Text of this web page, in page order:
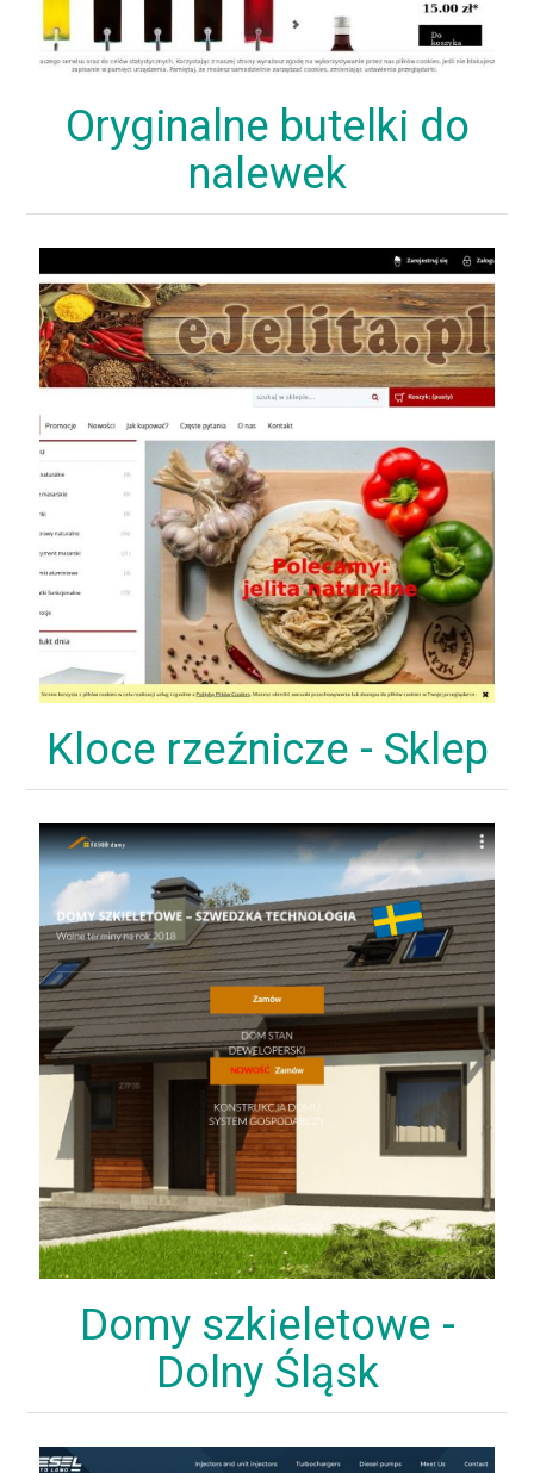
Oryginalne butelki do
nalewek
Kloce rzeźnicze - Sklep
Domy szkieletowe -
Dolny Śląsk